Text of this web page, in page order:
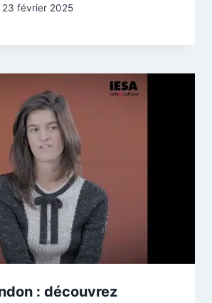
23 février 2025
: découvrez